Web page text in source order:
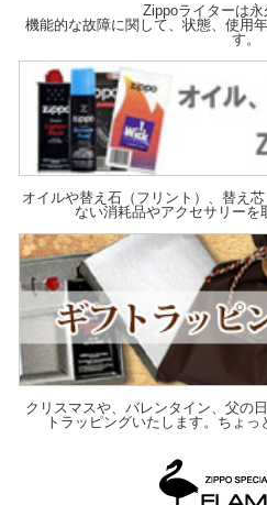
Zippoライターは永
機能的な故障に関して、状態、使用
す。
オイルや替え石（フリント）、替え
ない消耗品やアクセサリーを
クリスマスや、バレンタイン、父の
トラッピングいたします。ちょっ